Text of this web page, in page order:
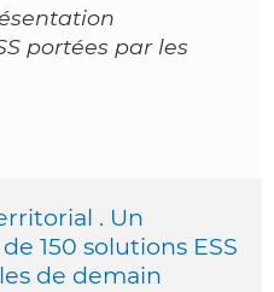
portées par les
. Un
150 solutions ESS
de demain